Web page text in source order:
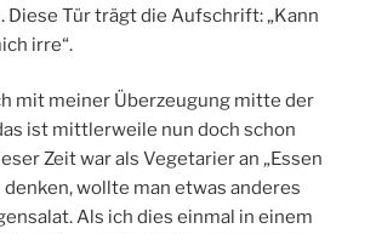
Diese Tür trägt die Aufschrift: „Kann
irre“.
mit meiner Überzeugung mitte der
ist mittlerweile nun doch schon
Zeit war als Vegetarier an „Essen
denken, wollte man etwas anderes
Als ich dies einmal in einem